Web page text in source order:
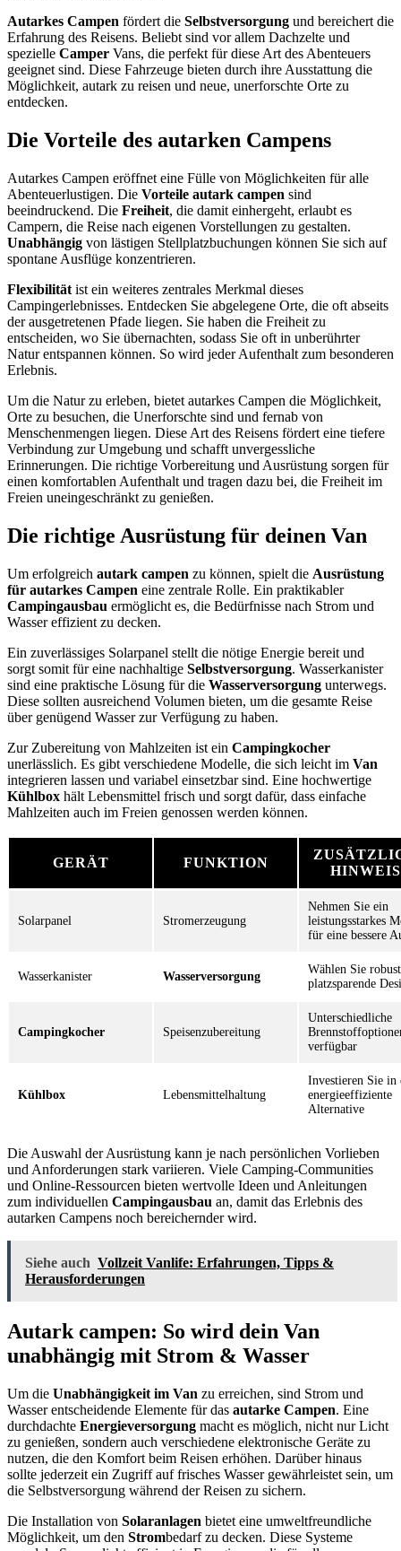
Autarkes Campen fördert die Selbstversorgung und bereichert die
Erfahrung des Reisens. Beliebt sind vor allem Dachzelte und
spezielle Camper Vans, die perfekt für diese Art des Abenteuers
geeignet sind. Diese Fahrzeuge bieten durch ihre Ausstattung die
Möglichkeit, autark zu reisen und neue, unerforschte Orte zu
entdecken.
Die Vorteile des autarken Campens
Autarkes Campen eröffnet eine Fülle von Möglichkeiten für alle
Abenteuerlustigen. Die Vorteile autark campen sind
beeindruckend. Die Freiheit, die damit einhergeht, erlaubt es
Campern, die Reise nach eigenen Vorstellungen zu gestalten.
Unabhängig von lästigen Stellplatzbuchungen können Sie sich auf
spontane Ausflüge konzentrieren.
Flexibilität ist ein weiteres zentrales Merkmal dieses
Campingerlebnisses. Entdecken Sie abgelegene Orte, die oft abseits
der ausgetretenen Pfade liegen. Sie haben die Freiheit zu
entscheiden, wo Sie übernachten, sodass Sie oft in unberührter
Natur entspannen können. So wird jeder Aufenthalt zum besonderen
Erlebnis.
Um die Natur zu erleben, bietet autarkes Campen die Möglichkeit,
Orte zu besuchen, die Unerforschte sind und fernab von
Menschenmengen liegen. Diese Art des Reisens fördert eine tiefere
Verbindung zur Umgebung und schafft unvergessliche
Erinnerungen. Die richtige Vorbereitung und Ausrüstung sorgen für
einen komfortablen Aufenthalt und tragen dazu bei, die Freiheit im
Freien uneingeschränkt zu genießen.
Die richtige Ausrüstung für deinen Van
Um erfolgreich autark campen zu können, spielt die Ausrüstung
für autarkes Campen eine zentrale Rolle. Ein praktikabler
Campingausbau ermöglicht es, die Bedürfnisse nach Strom und
Wasser effizient zu decken.
Ein zuverlässiges Solarpanel stellt die nötige Energie bereit und
sorgt somit für eine nachhaltige Selbstversorgung. Wasserkanister
sind eine praktische Lösung für die Wasserversorgung unterwegs.
Diese sollten ausreichend Volumen bieten, um die gesamte Reise
über genügend Wasser zur Verfügung zu haben.
Zur Zubereitung von Mahlzeiten ist ein Campingkocher
unerlässlich. Es gibt verschiedene Modelle, die sich leicht im Van
integrieren lassen und variabel einsetzbar sind. Eine hochwertige
Kühlbox hält Lebensmittel frisch und sorgt dafür, dass einfache
Mahlzeiten auch im Freien genossen werden können.
GERÄT FUNKTION
Solarpanel Stromerzeugung
Nehmen Sie ein
leistungsstarkes
für eine bessere
Wasserkanister Wasserversorgung
Wählen Sie
platzsparende
Campingkocher Speisenzubereitung
Unterschiedliche
verfügbar
Kühlbox Lebensmittelhaltung
Investieren Sie in
energieeffiziente
Alternative
Die Auswahl der Ausrüstung kann je nach persönlichen Vorlieben
und Anforderungen stark variieren. Viele Camping-Communities
und Online-Ressourcen bieten wertvolle Ideen und Anleitungen
zum individuellen Campingausbau an, damit das Erlebnis des
autarken Campens noch bereichernder wird.
Siehe auch Vollzeit Vanlife: Erfahrungen, Tipps &
Herausforderungen
Autark campen: So wird dein Van
unabhängig mit Strom & Wasser
Um die Unabhängigkeit im Van zu erreichen, sind Strom und
Wasser entscheidende Elemente für das autarke Campen. Eine
durchdachte Energieversorgung macht es möglich, nicht nur Licht
zu genießen, sondern auch verschiedene elektronische Geräte zu
nutzen, die den Komfort beim Reisen erhöhen. Darüber hinaus
sollte jederzeit ein Zugriff auf frisches Wasser gewährleistet sein, um
die Selbstversorgung während der Reisen zu sichern.
Die Installation von Solaranlagen bietet eine umweltfreundliche
Möglichkeit, um den Strombedarf zu decken. Diese Systeme